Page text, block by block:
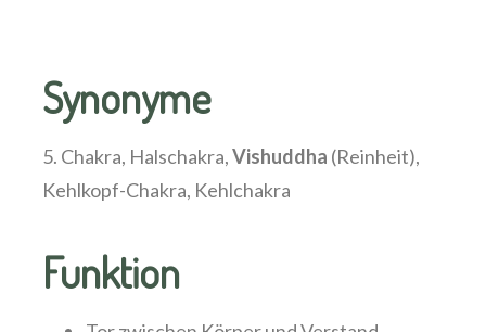
Synonyme
5. Chakra, Halschakra,Vishuddha (Reinheit),
Kehlkopf-Chakra, Kehlchakra
Funktion